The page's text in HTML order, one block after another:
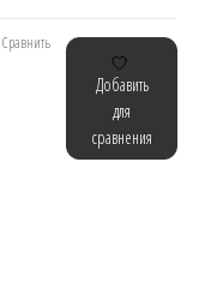
Сравнить
Добавить
для
сравнения